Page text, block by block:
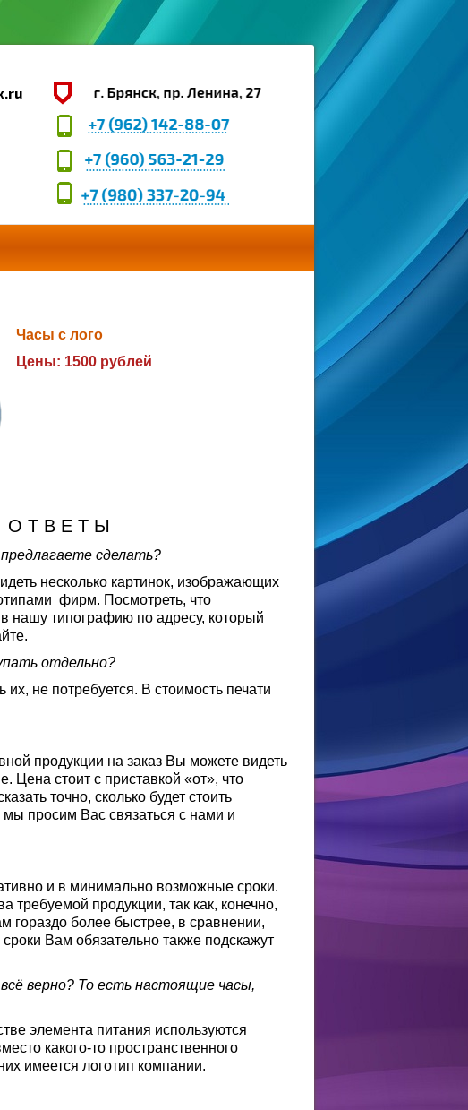
Часы с лого
Цены: 1500 рублей
Т В Е Т Ы
сделать?
несколько картинок, изображающих
фирм. Посмотреть, что
нашу типографию по адресу, который
отдельно?
их, не потребуется. В стоимость печати
продукции на заказ Вы можете видеть
Цена стоит с приставкой «от», что
точно, сколько будет стоить
просим Вас связаться с нами и
и в минимально возможные сроки.
требуемой продукции, так как, конечно,
гораздо более быстрее, в сравнении,
Вам обязательно также подскажут
верно? То есть настоящие часы,
элемента питания используются
какого-то пространственного
имеется логотип компании.